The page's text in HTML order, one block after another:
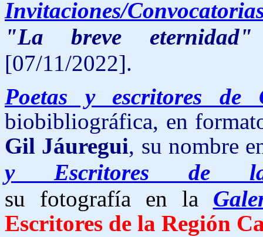
Invitaciones/
"La breve eternidad"
[07/11/2022].
Poetas y escritores de
biobibliográfica, en
Gil Jáuregui, su nombre
y Escritores de la
su fotografía en la
Escritores de la Región